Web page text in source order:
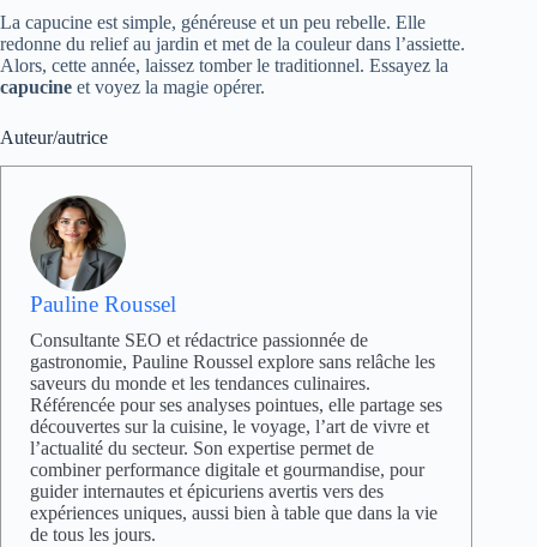
La capucine est simple, généreuse et un peu rebelle. Elle
redonne du relief au jardin et met de la couleur dans l’assiette.
Alors, cette année, laissez tomber le traditionnel. Essayez la
capucine et voyez la magie opérer.
Auteur/autrice
Pauline Roussel
Consultante SEO et rédactrice passionnée de
gastronomie, Pauline Roussel explore sans relâche les
saveurs du monde et les tendances culinaires.
Référencée pour ses analyses pointues, elle partage ses
découvertes sur la cuisine, le voyage, l’art de vivre et
l’actualité du secteur. Son expertise permet de
combiner performance digitale et gourmandise, pour
guider internautes et épicuriens avertis vers des
expériences uniques, aussi bien à table que dans la vie
de tous les jours.